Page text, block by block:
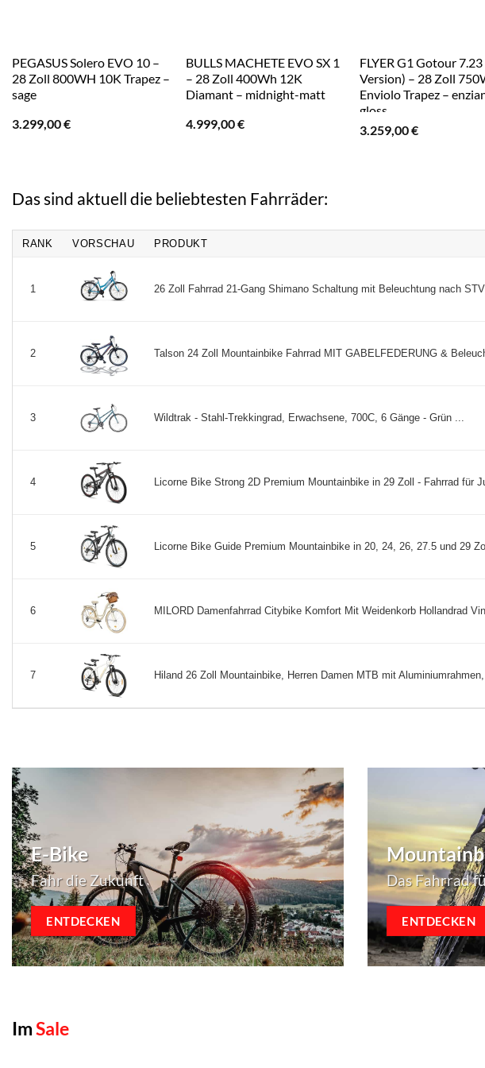
PEGASUS Solero EVO 10 –
28 Zoll 800WH 10K Trapez –
sage
3.299,00€
BULLS MACHETE EVO SX 1
– 28 Zoll 400Wh 12K
Diamant – midnight-matt
4.999,00€
FLYER G1 Gotour 7.23
Version) – 28 Zoll
Enviolo Trapez –
gloss
3.259,00€
Das sind aktuell die beliebtesten Fahrräder:
RANK VORSCHAU PRODUKT
1 26 Zoll Fahrrad 21-Gang Shimano Schaltung mit Beleuchtung nach
2 Talson 24 Zoll Mountainbike Fahrrad MIT GABELFEDERUNG &
3 Wildtrak - Stahl-Trekkingrad, Erwachsene, 700C, 6 Gänge - Grün ...
4 Licorne Bike Strong 2D Premium Mountainbike in 29 Zoll - Fahrrad für
5 Licorne Bike Guide Premium Mountainbike in 20, 24, 26, 27.5 und 29
6 MILORD Damenfahrrad Citybike Komfort Mit Weidenkorb Hollandrad
7 Hiland 26 Zoll Mountainbike, Herren Damen MTB mit
E-Bike
Fahr die Zukunft
ENTDECKEN
Das Fahrrad
ENTDECKEN
ImSale